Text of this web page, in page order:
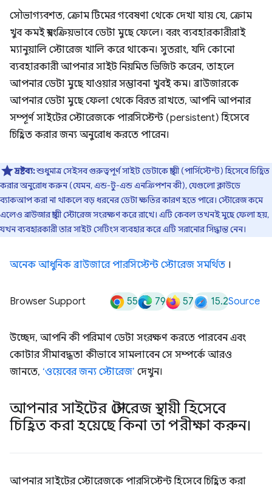
সৌভাগ্যবশত, ক্রোম টিমের গবেষণা থেকে দেখা যায় যে, ক্রোম
খুব কমই স্বয়ংক্রিয়ভাবে ডেটা মুছে ফেলে। বরং ব্যবহারকারীরাই
ম্যানুয়ালি স্টোরেজ খালি করে থাকেন। সুতরাং, যদি কোনো
ব্যবহারকারী আপনার সাইট নিয়মিত ভিজিট করেন, তাহলে
আপনার ডেটা মুছে যাওয়ার সম্ভাবনা খুবই কম। ব্রাউজারকে
আপনার ডেটা মুছে ফেলা থেকে বিরত রাখতে, আপনি আপনার
সম্পূর্ণ সাইটের স্টোরেজকে পারসিস্টেন্ট (persistent) হিসেবে
চিহ্নিত করার জন্য অনুরোধ করতে পারেন।
দ্রষ্টব্য:শুধুমাত্র সেইসব গুরুত্বপূর্ণ সাইট ডেটাকে স্থায়ী (পার্সিস্টেন্ট) হিসেবে চিহ্নিত
করার অনুরোধ করুন (যেমন, এন্ড-টু-এন্ড এনক্রিপশন কী), যেগুলো ক্লাউডে
ব্যাকআপ করা না থাকলে বড় ধরনের ডেটা ক্ষতির কারণ হতে পারে। স্টোরেজ কমে
এলেও ব্রাউজার স্থায়ী স্টোরেজ সংরক্ষণ করে রাখে। এটি কেবল তখনই মুছে ফেলা হয়,
যখন ব্যবহারকারী তার সাইট সেটিংস ব্যবহার করে এটি সরানোর সিদ্ধান্ত নেন।
অনেক আধুনিক ব্রাউজারে পারসিস্টেন্ট স্টোরেজ সমর্থিত ।
Browser Support 55 79 57 15.2Source
উচ্ছেদ, আপনি কী পরিমাণ ডেটা সংরক্ষণ করতে পারবেন এবং
কোটার সীমাবদ্ধতা কীভাবে সামলাবেন সে সম্পর্কে আরও
জানতে, ‘ওয়েবের জন্য স্টোরেজ’ দেখুন।
আপনার সাইটের স্টোরেজ স্থায়ী হিসেবে
চিহ্নিত করা হয়েছে কিনা তা পরীক্ষা করুন।
আপনার সাইটের স্টোরেজকে পারসিস্টেন্ট হিসেবে চিহ্নিত করা